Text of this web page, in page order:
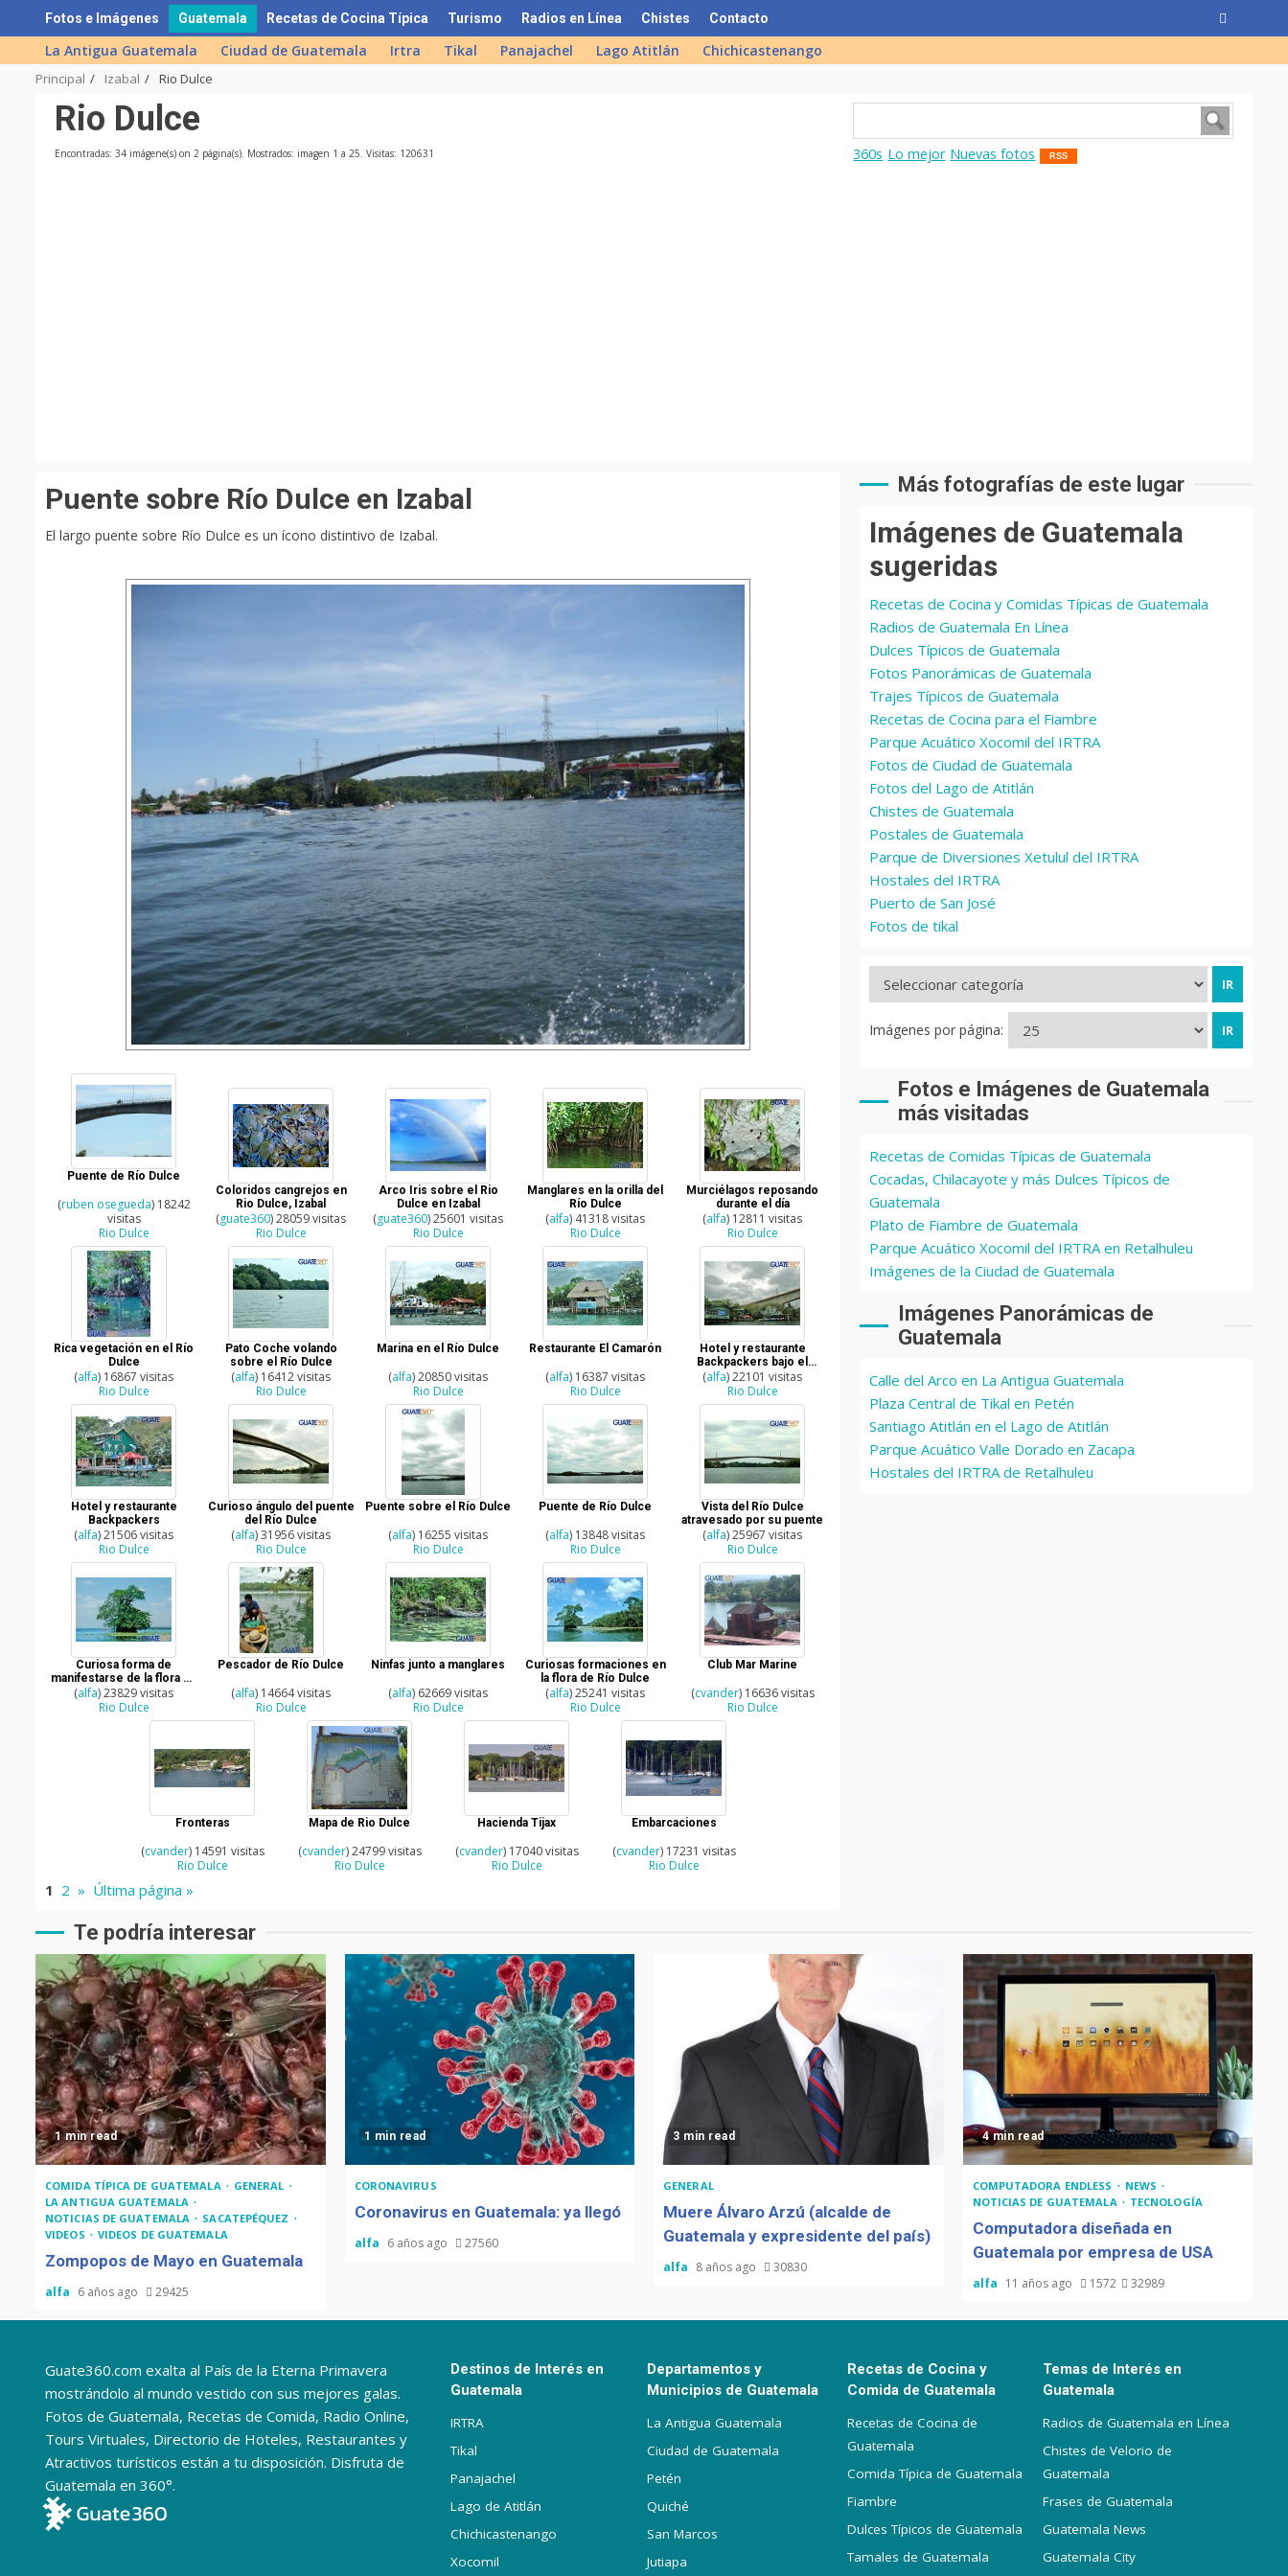
to
content
Fotos e Imágenes Guatemala Recetas de Cocina Típica Turismo Radios en Línea Chistes Contacto
La Antigua Guatemala Ciudad de Guatemala Irtra Tikal Panajachel Lago Atitlán Chichicastenango
Principal Izabal Rio Dulce
Rio Dulce
Encontradas: 34 imágene(s) on 2 página(s). Mostrados: imagen 1 a 25. Visitas: 120631 360s Lo mejor Nuevas fotos RSS
Puente sobre Río Dulce en Izabal
El largo puente sobre Río Dulce es un ícono distintivo de Izabal.
Puente de Río Dulce
(ruben osegueda) 18242
visitas
Rio Dulce
Coloridos cangrejos en
Rio Dulce, Izabal
(guate360) 28059 visitas
Rio Dulce
Arco Iris sobre el Rio
Dulce en Izabal
(guate360) 25601 visitas
Rio Dulce
Manglares en la orilla del
Río Dulce
(alfa) 41318 visitas
Rio Dulce
Murciélagos reposando
durante el día
(alfa) 12811 visitas
Rio Dulce
Rica vegetación en el Río
Dulce
(alfa) 16867 visitas
Rio Dulce
Pato Coche volando
sobre el Río Dulce
(alfa) 16412 visitas
Rio Dulce
Marina en el Río Dulce
(alfa) 20850 visitas
Rio Dulce
Restaurante El Camarón
(alfa) 16387 visitas
Rio Dulce
Hotel y restaurante
Backpackers bajo el
puente de Río Dulce
(alfa) 22101 visitas
Rio Dulce
Hotel y restaurante
Backpackers
(alfa) 21506 visitas
Rio Dulce
Curioso ángulo del puente
del Río Dulce
(alfa) 31956 visitas
Rio Dulce
Puente sobre el Río Dulce
(alfa) 16255 visitas
Rio Dulce
Puente de Río Dulce
(alfa) 13848 visitas
Rio Dulce
Vista del Río Dulce
atravesado por su puente
(alfa) 25967 visitas
Rio Dulce
Curiosa forma de
manifestarse de la flora de
Río Dulce
(alfa) 23829 visitas
Rio Dulce
Pescador de Río Dulce
(alfa) 14664 visitas
Rio Dulce
Ninfas junto a manglares
(alfa) 62669 visitas
Rio Dulce
Curiosas formaciones en
la flora de Río Dulce
(alfa) 25241 visitas
Rio Dulce
Club Mar Marine
(cvander) 16636 visitas
Rio Dulce
Fronteras
(cvander) 14591 visitas
Rio Dulce
Mapa de Rio Dulce
(cvander) 24799 visitas
Rio Dulce
Hacienda Tijax
(cvander) 17040 visitas
Rio Dulce
Embarcaciones
(cvander) 17231 visitas
Rio Dulce
1 2 » Última página »
Más fotografías de este lugar
Imágenes de Guatemala
sugeridas
Recetas de Cocina y Comidas Típicas de Guatemala
Radios de Guatemala En Línea
Dulces Típicos de Guatemala
Fotos Panorámicas de Guatemala
Trajes Típicos de Guatemala
Recetas de Cocina para el Fiambre
Parque Acuático Xocomil del IRTRA
Fotos de Ciudad de Guatemala
Fotos del Lago de Atitlán
Chistes de Guatemala
Postales de Guatemala
Parque de Diversiones Xetulul del IRTRA
Hostales del IRTRA
Puerto de San José
Fotos de tikal
Imágenes por página:
Fotos e Imágenes de Guatemala
más visitadas
Recetas de Comidas Típicas de Guatemala
Cocadas, Chilacayote y más Dulces Típicos de
Guatemala
Plato de Fiambre de Guatemala
Parque Acuático Xocomil del IRTRA en Retalhuleu
Imágenes de la Ciudad de Guatemala
Imágenes Panorámicas de
Guatemala
Calle del Arco en La Antigua Guatemala
Plaza Central de Tikal en Petén
Santiago Atitlán en el Lago de Atitlán
Parque Acuático Valle Dorado en Zacapa
Hostales del IRTRA de Retalhuleu
Te podría interesar
1 min read
COMIDA TÍPICA DE GUATEMALA
GENERAL
LA ANTIGUA GUATEMALA
NOTICIAS DE GUATEMALA
SACATEPÉQUEZ
VIDEOS
VIDEOS DE GUATEMALA
Zompopos de Mayo en Guatemala
alfa 6 años ago 29425
1 min read
CORONAVIRUS
Coronavirus en Guatemala: ya llegó
alfa 6 años ago 27560
3 min read
GENERAL
Muere Álvaro Arzú (alcalde de
Guatemala y expresidente del país)
alfa 8 años ago 30830
4 min read
COMPUTADORA ENDLESS
NEWS
NOTICIAS DE GUATEMALA
TECNOLOGÍA
Computadora diseñada en
Guatemala por empresa de USA
alfa 11 años ago 1572 32989
Guate360.com exalta al País de la Eterna Primavera
mostrándolo al mundo vestido con sus mejores galas.
Fotos de Guatemala, Recetas de Comida, Radio Online,
Tours Virtuales, Directorio de Hoteles, Restaurantes y
Atractivos turísticos están a tu disposición. Disfruta de
Guatemala en 360°.
Destinos de Interés en
Guatemala
IRTRA
Tikal
Panajachel
Lago de Atitlán
Chichicastenango
Xocomil
Departamentos y
Municipios de Guatemala
La Antigua Guatemala
Ciudad de Guatemala
Petén
Quiché
San Marcos
Jutiapa
Recetas de Cocina y
Comida de Guatemala
Recetas de Cocina de
Guatemala
Comida Típica de Guatemala
Fiambre
Dulces Típicos de Guatemala
Tamales de Guatemala
Temas de Interés en
Guatemala
Radios de Guatemala en Línea
Chistes de Velorio de
Guatemala
Frases de Guatemala
Guatemala News
Guatemala City